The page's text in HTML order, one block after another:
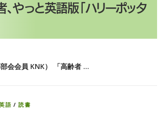
やっと英語版「ハリーポッタ
会会員 KNK） 「高齢者 …
語 /読書